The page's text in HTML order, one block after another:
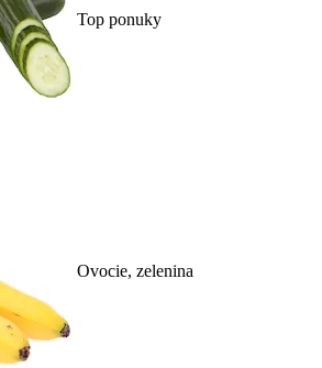
Top ponuky
Ovocie, zelenina